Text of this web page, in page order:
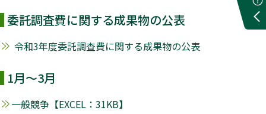
委託調査費に関する成果物の公表
令和3年度委託調査費に関する成果物の公表
1月～3月
一般競争【EXCEL：31KB】